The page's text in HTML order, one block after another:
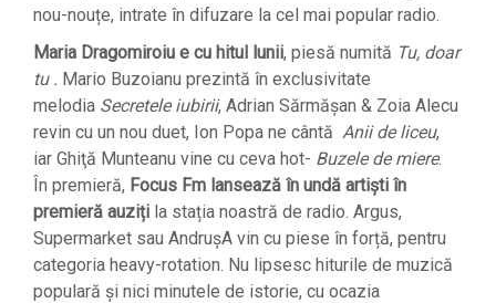
nou-nouțe, intrate în difuzare la cel mai popular radio.
Maria Dragomiroiu e cu hitul lunii, piesă numită Tu, doar
tu . Mario Buzoianu prezintă în exclusivitate
melodia Secretele iubirii, Adrian Sărmăşan & Zoia Alecu
revin cu un nou duet, Ion Popa ne cântă Anii de liceu,
iar Ghiţă Munteanu vine cu ceva hot- Buzele de miere.
În premieră, Focus Fm lansează în undă artiști în
premieră auziți la stația noastră de radio. Argus,
Supermarket sau AndrușA vin cu piese în forță, pentru
categoria heavy-rotation. Nu lipsesc hiturile de muzică
populară și nici minutele de istorie, cu ocazia